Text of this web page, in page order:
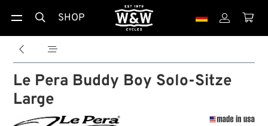
 SHOP  
 
Le Pera Buddy Boy Solo-Sitze
Large